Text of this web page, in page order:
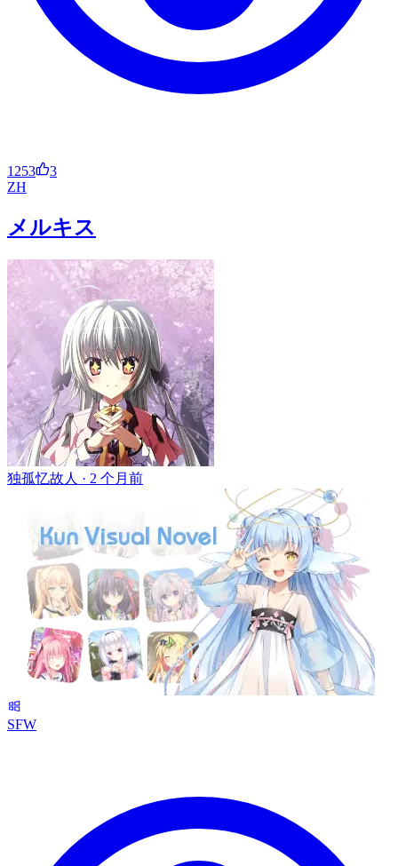
1253
3
ZH
メルキス
独孤忆故人 · 2 个月前
SFW